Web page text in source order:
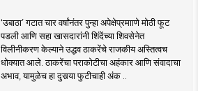
‘उबाठा’ गटात चार वर्षांनंतर पुन्हा अपेक्षेप्रमााणे मोठी फूट
पडली आणि सहा खासदारांनी शिंदेंच्या शिवसेनेत
विलीनीकरण केल्याने उद्धव ठाकरेंचे राजकीय अस्तित्वच
धोक्यात आले. ठाकरेंचा पराकोटीचा अहंकार आणि संवादाचा
अभाव, यामुळेच हा दुसर्‍या फुटीचाही अंक ..